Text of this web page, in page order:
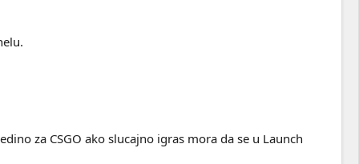
za CSGO ako slucajno igras mora da se u Launch